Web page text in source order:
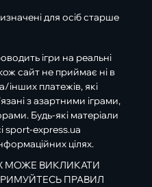
для осіб старше
ігри на реальні
сайт не приймає ні в
інших платежів, які
з азартними іграми,
Будь-які матеріали
sport-express.ua
цілях.
МОЖЕ ВИКЛИКАТИ
ПРАВИЛ